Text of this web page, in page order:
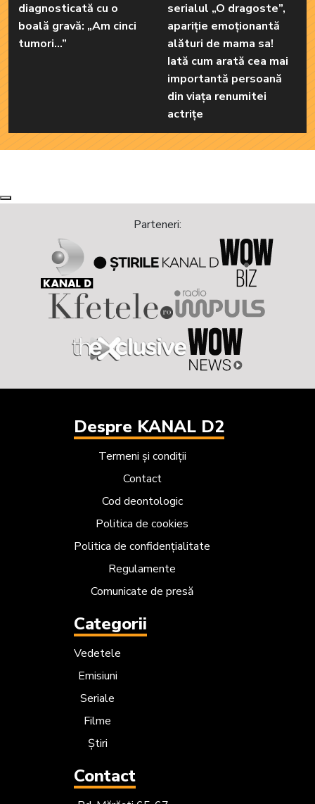
diagnosticată cu o
boală gravă: „Am cinci
tumori...”
serialul „O dragoste”,
apariție emoționantă
alături de mama sa!
Iată cum arată cea mai
importantă persoană
din viața renumitei
actrițe
Next
Previous
Parteneri:
Despre KANAL D2
Termeni și condiții
Contact
Cod deontologic
Politica de cookies
Politica de confidențialitate
Regulamente
Comunicate de presă
Categorii
Vedetele
Emisiuni
Seriale
Filme
Știri
Contact